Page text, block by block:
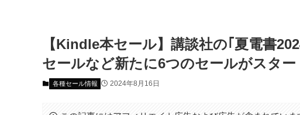
【Kindle本セール】講談社の｢夏電書
セールなど新たに6つのセールがスター
各種セール情報 2024年8月16日